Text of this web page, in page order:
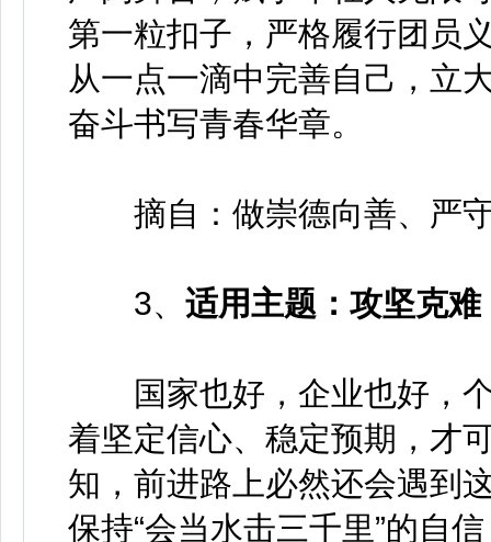
第一粒扣子，严格履行团员
从一点一滴中完善自己，立
奋斗书写青春华章。
摘自：做崇德向善、严
3、 适用主题：攻坚克难
国家也好，企业也好，个
着坚定信心、稳定预期，才
知，前进路上必然还会遇到
保持“会当水击三千里”的自